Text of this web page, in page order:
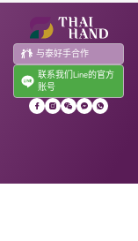
与泰好手合作
联系我们Line的官方
账号